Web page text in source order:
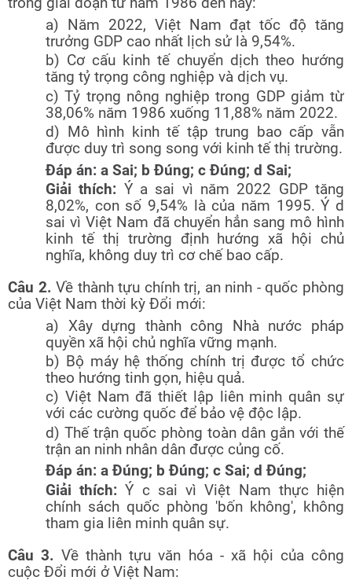
a) Năm 2022, Việt Nam đạt tốc độ tăng
trưởng GDP cao nhất lịch sử là 9,54%.
b) Cơ cấu kinh tế chuyển dịch theo hướng
tăng tỷ trọng công nghiệp và dịch vụ.
c) Tỷ trọng nông nghiệp trong GDP giảm từ
38,06% năm 1986 xuống 11,88% năm 2022.
d) Mô hình kinh tế tập trung bao cấp vẫn
được duy trì song song với kinh tế thị trường.
Đáp án: a Sai; b Đúng; c Đúng; d Sai;
Giải thích: Ý a sai vì năm 2022 GDP tăng
8,02%, con số 9,54% là của năm 1995. Ý d
sai vì Việt Nam đã chuyển hẳn sang mô hình
kinh tế thị trường định hướng xã hội chủ
nghĩa, không duy trì cơ chế bao cấp.
Câu 2.Về thành tựu chính trị, an ninh - quốc phòng
của Việt Nam thời kỳ Đổi mới:
a) Xây dựng thành công Nhà nước pháp
quyền xã hội chủ nghĩa vững mạnh.
b) Bộ máy hệ thống chính trị được tổ chức
theo hướng tinh gọn, hiệu quả.
c) Việt Nam đã thiết lập liên minh quân sự
với các cường quốc để bảo vệ độc lập.
d) Thế trận quốc phòng toàn dân gắn với thế
trận an ninh nhân dân được củng cố.
Đáp án: a Đúng; b Đúng; c Sai; d Đúng;
Giải thích:Ý c sai vì Việt Nam thực hiện
chính sách quốc phòng 'bốn không', không
tham gia liên minh quân sự.
Câu 3.Về thành tựu văn hóa - xã hội của công
cuộc Đổi mới ở Việt Nam: